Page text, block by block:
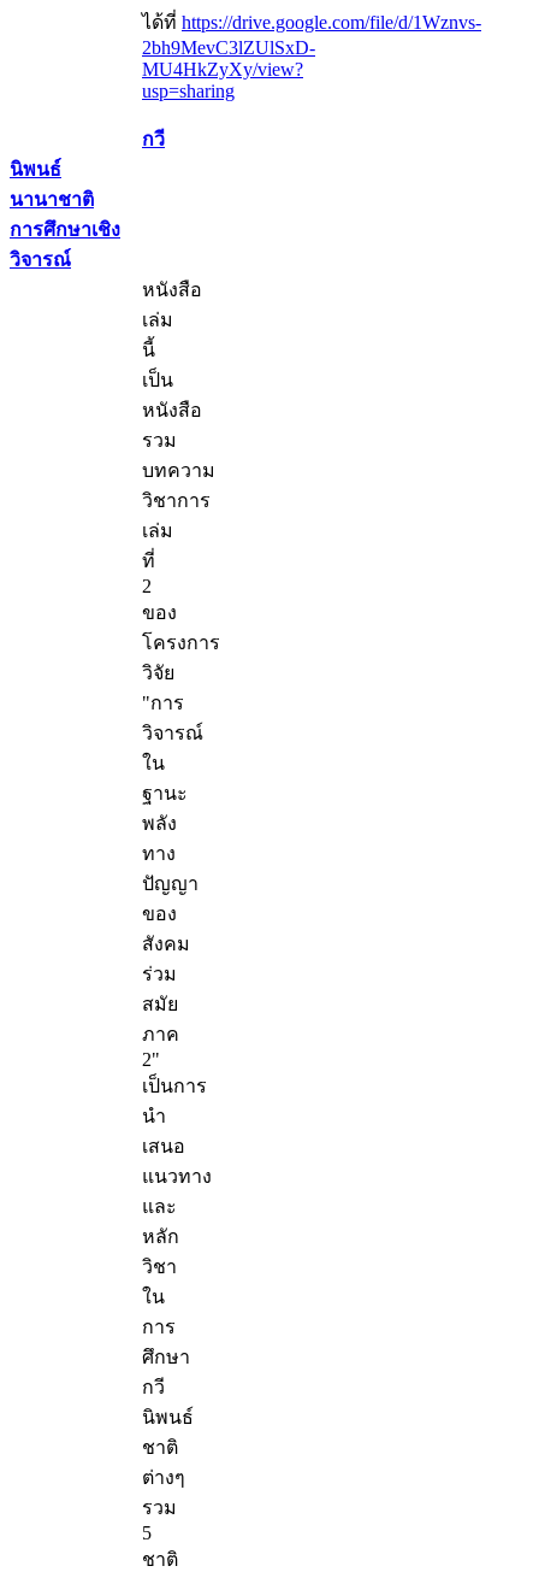
ได้ที่ https://drive.google.com/file/d/1Wznvs-
2bh9MevC3lZUlSxD-
MU4HkZyXy/view?
usp=sharing
กวี
นิพนธ์
นานาชาติ
การศึกษาเชิง
วิจารณ์
หนังสือ
เล่ม
นี้
เป็น
หนังสือ
รวม
บทความ
วิชาการ
เล่ม
ที่
2
ของ
โครงการ
วิจัย
"การ
วิจารณ์
ใน
ฐานะ
พลัง
ทาง
ปัญญา
ของ
สังคม
ร่วม
สมัย
ภาค
2"
เป็นการ
นำ
เสนอ
แนวทาง
และ
หลัก
วิชา
ใน
การ
ศึกษา
กวี
นิพนธ์
ชาติ
ต่างๆ
รวม
5
ชาติ